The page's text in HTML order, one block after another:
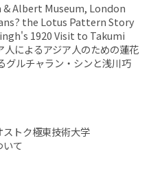
Albert Museum, London
the Lotus Pattern Story
1920 Visit to Takumi
によるアジア人のための蓮花
グルチャラン・シンと浅川巧
トク極東技術大学
いて